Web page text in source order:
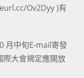
Ov2Dyy )有
月中旬E-mail寄發
際大會規定應開放